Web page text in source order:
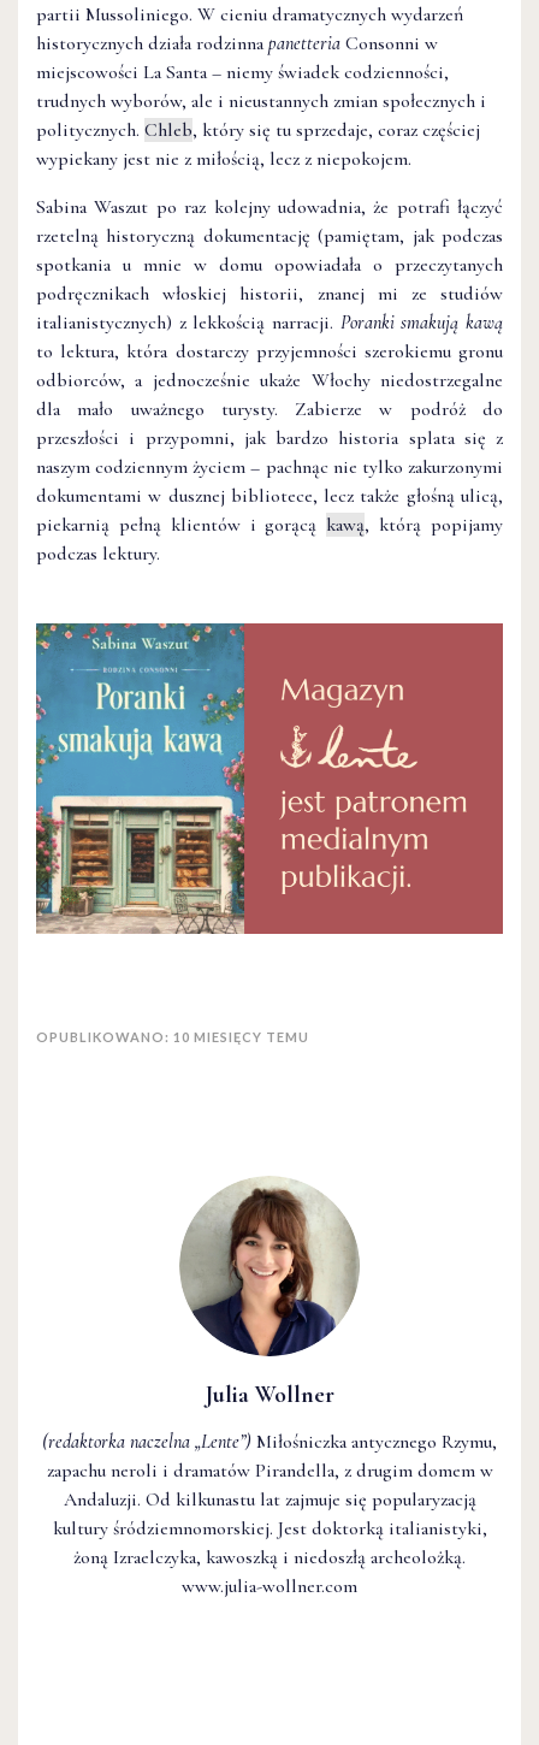
Julia Wollner
(redaktorka naczelna „Lente”) Miłośniczka antycznego Rzymu,
zapachu neroli i dramatów Pirandella, z drugim domem w
Andaluzji. Od kilkunastu lat zajmuje się popularyzacją
kultury śródziemnomorskiej. Jest doktorką italianistyki,
żoną Izraelczyka, kawoszką i niedoszłą archeolożką.
www.julia-wollner.com
partii Mussoliniego. W cieniu dramatycznych wydarzeń
historycznych działa rodzinna panetteria Consonni w
miejscowości La Santa – niemy świadek codzienności,
trudnych wyborów, ale i nieustannych zmian społecznych i
politycznych. Chleb, który się tu sprzedaje, coraz częściej
wypiekany jest nie z miłością, lecz z niepokojem.
Sabina Waszut po raz kolejny udowadnia, że potrafi łączyć
rzetelną historyczną dokumentację (pamiętam, jak podczas
spotkania u mnie w domu opowiadała o przeczytanych
podręcznikach włoskiej historii, znanej mi ze studiów
italianistycznych) z lekkością narracji. Poranki smakują kawą
to lektura, która dostarczy przyjemności szerokiemu gronu
odbiorców, a jednocześnie ukaże Włochy niedostrzegalne
dla mało uważnego turysty. Zabierze w podróż do
przeszłości i przypomni, jak bardzo historia splata się z
naszym codziennym życiem – pachnąc nie tylko zakurzonymi
dokumentami w dusznej bibliotece, lecz także głośną ulicą,
piekarnią pełną klientów i gorącą kawą, którą popijamy
podczas lektury.
OPUBLIKOWANO: 10 MIESIĘCY TEMU